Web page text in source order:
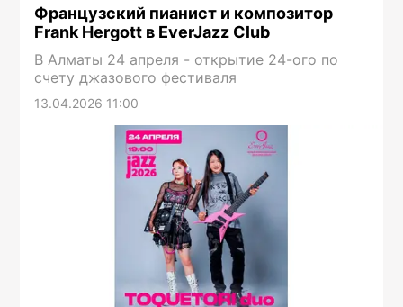
Французский пианист и композитор
Frank Hergott в EverJazz Club
В Алматы 24 апреля - открытие 24-ого по
счету джазового фестиваля
13.04.2026 11:00